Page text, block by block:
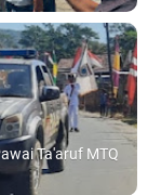
Ta'aruf MTQ